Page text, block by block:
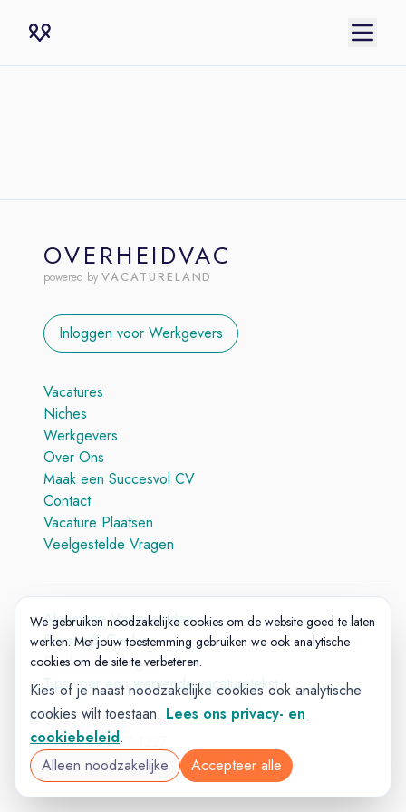
OVERHEIDVAC
powered by VACATURELAND
Inloggen voor Werkgevers
Vacatures
Niches
Werkgevers
Over Ons
Maak een Succesvol CV
Contact
Vacature Plaatsen
Veelgestelde Vragen
© 2025 Vacatureland
Build:20260727-1227
Algemene Voorwaarden
Privacy & Cookie
Cookie-instellingen
Tips voor een wervende vacaturetekst
We gebruiken noodzakelijke cookies om de website goed te laten
werken. Met jouw toestemming gebruiken we ook analytische
cookies om de site te verbeteren.
Kies of je naast noodzakelijke cookies ook analytische
cookies wilt toestaan. Lees ons privacy- en
cookiebeleid.
Alleen noodzakelijke
Accepteer alle